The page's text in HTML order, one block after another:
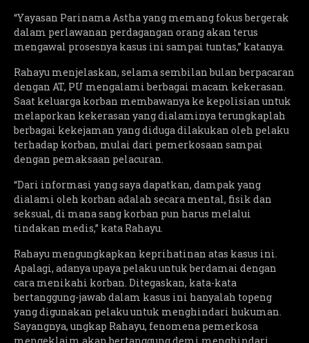
“Yayasan Parinama Astha yang memang fokus bergerak
dalam perlawanan perdagangan orang akan terus
mengawal prosesnya kasus ini sampai tuntas,” katanya.
Rahayu menjelaskan, selama sembilan bulan berpacaran
dengan AT, PU mengalami berbagai macam kekerasan.
Saat keluarga korban membawanya ke kepolisian untuk
melaporkan kekerasan yang dialaminya terungkaplah
berbagai kekejaman yang diduga dilakukan oleh pelaku
terhadap korban, mulai dari pemerkosaan sampai
dengan pemaksaan pelacuran.
“Dari informasi yang saya dapatkan, dampak yang
dialami oleh korban adalah secara mental, fisik dan
seksual, di mana sang korban pun harus melalui
tindakan medis,” kata Rahayu.
Rahayu mengungkapkan keprihatinan atas kasus ini.
Apalagi, adanya upaya pelaku untuk berdamai dengan
cara menikahi korban. Ditegaskan, kata-kata
bertanggung-jawab dalam kasus ini hanyalah topeng
yang digunakan pelaku untuk menghindari hukuman.
Sayangnya, ungkap Rahayu, fenomena pemerkosa